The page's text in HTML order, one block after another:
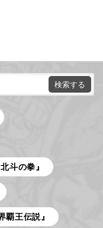
北斗の拳』
覇王伝説』